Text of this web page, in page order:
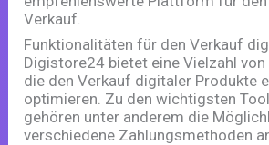
Verkauf.
Funktionalitäten für den Verkauf
Digistore24 bietet eine Vielzahl
die den Verkauf digitaler Produkte
optimieren. Zu den wichtigsten
gehören unter anderem die
verschiedene Zahlungsmethoden